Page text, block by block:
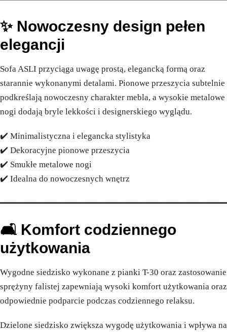
✨ Nowoczesny design pełen
elegancji
Sofa ASLI przyciąga uwagę prostą, elegancką formą oraz
starannie wykonanymi detalami. Pionowe przeszycia subtelnie
podkreślają nowoczesny charakter mebla, a wysokie metalowe
nogi dodają bryle lekkości i designerskiego wyglądu.
✔️ Minimalistyczna i elegancka stylistyka
✔️ Dekoracyjne pionowe przeszycia
✔️ Smukłe metalowe nogi
✔️ Idealna do nowoczesnych wnętrz
🛋️ Komfort codziennego
użytkowania
Wygodne siedzisko wykonane z pianki T-30 oraz zastosowanie
sprężyny falistej zapewniają wysoki komfort użytkowania oraz
odpowiednie podparcie podczas codziennego relaksu.
Dzielone siedzisko zwiększa wygodę użytkowania i wpływa na